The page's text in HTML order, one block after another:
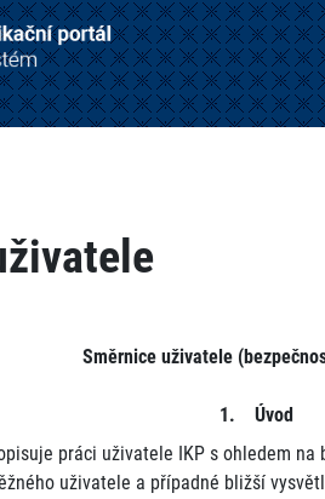
Směrnice uživatele
1. Úvod
práci uživatele IKP s ohledem
uživatele a případné bližší